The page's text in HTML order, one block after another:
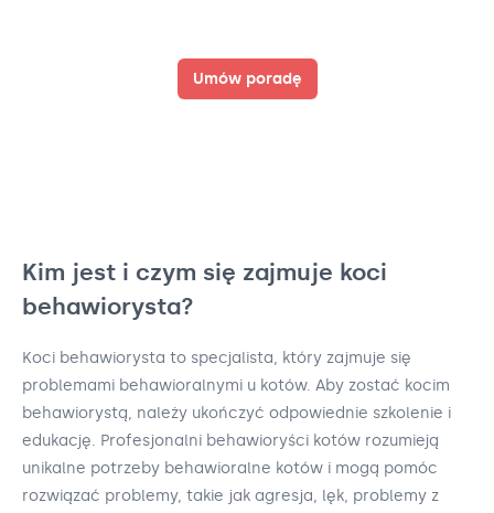
Umów poradę
Kim jest i czym się zajmuje koci
behawiorysta?
Koci behawiorysta to specjalista, który zajmuje się
problemami behawioralnymi u kotów. Aby zostać kocim
behawiorystą, należy ukończyć odpowiednie szkolenie i
edukację. Profesjonalni behawioryści kotów rozumieją
unikalne potrzeby behawioralne kotów i mogą pomóc
rozwiązać problemy, takie jak agresja, lęk, problemy z